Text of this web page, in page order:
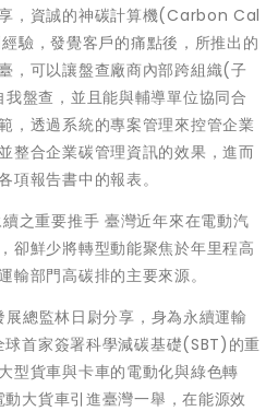
，資誠的神碳計算機(Carbon Cal
驗，發覺客戶的痛點後，所推出的
，可以讓盤查廠商內部跨組織(子
盤查，並且能與輔導單位協同合
，透過系統的專案管理來控管企業
整合企業碳管理資訊的效果，進而
項報告書中的報表。
之重要推手 臺灣近年來在電動汽
卻鮮少將轉型動能聚焦於年里程高
輸部門高碳排的主要來源。
總監林日尉分享，身為永續運輸
首家簽署科學減碳基礎(SBT)的重
型貨車與卡車的電動化與綠色轉
大貨車引進臺灣一舉，在能源效